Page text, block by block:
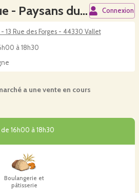
Fromagerie Bleue - Paysans du Vignoble Connexion
13 Rue des Forges - 44330 Vallet
à 18h30
a une vente en cours
16h00 à 18h30
Boulangerie et
pâtisserie